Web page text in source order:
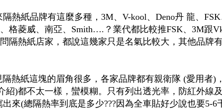
熱紙品牌有這麼多種，3M、V-kool、Deno丹 龍、
格菱威、南亞、Smith….？業代都比較推FSK、3M跟
隔熱紙店家，都說這幾家只是名氣比較大，其他品牌
熱紙這塊的眉角很多，各家品牌都有親衛隊 (愛用者)
紹)都不太一樣，蠻模糊。只有列出透光率，防紅外線
來(總隔熱率到底是多少???因為全車貼好少說也要5-6